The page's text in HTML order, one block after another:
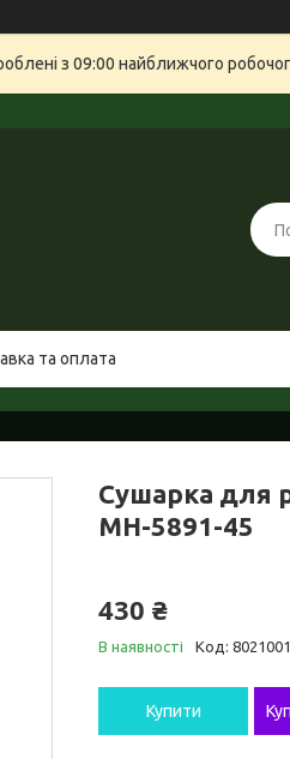
з 09:00 найближчого
та оплата
Сушарка для
MH-5891-45
430 ₴
В наявності Код:
Купити